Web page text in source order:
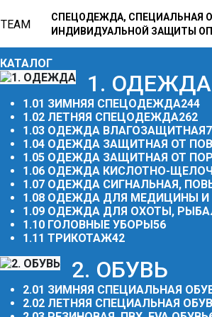
СПЕЦОДЕЖДА, СПЕЦИАЛЬНАЯ
ИНДИВИДУАЛЬНОЙ ЗАЩИТЫ
КАТАЛОГ
1. ОДЕЖДА
1.01 ЗИМНЯЯ СПЕЦОДЕЖДА244
1.02 ЛЕТНЯЯ СПЕЦОДЕЖДА262
1.03 ОДЕЖДА ВЛАГОЗАЩИТНАЯ
1.04 ОДЕЖДА ЗАЩИТНАЯ ОТ
1.05 ОДЕЖДА ЗАЩИТНАЯ ОТ
1.06 ОДЕЖДА КИСЛОТНО-
1.07 ОДЕЖДА СИГНАЛЬНАЯ,
1.08 ОДЕЖДА ДЛЯ МЕДИЦИНЫ
1.09 ОДЕЖДА ДЛЯ ОХОТЫ,
1.10 ГОЛОВНЫЕ УБОРЫ56
1.11 ТРИКОТАЖ42
2. ОБУВЬ
2.01 ЗИМНЯЯ СПЕЦИАЛЬНАЯ
2.02 ЛЕТНЯЯ СПЕЦИАЛЬНАЯ